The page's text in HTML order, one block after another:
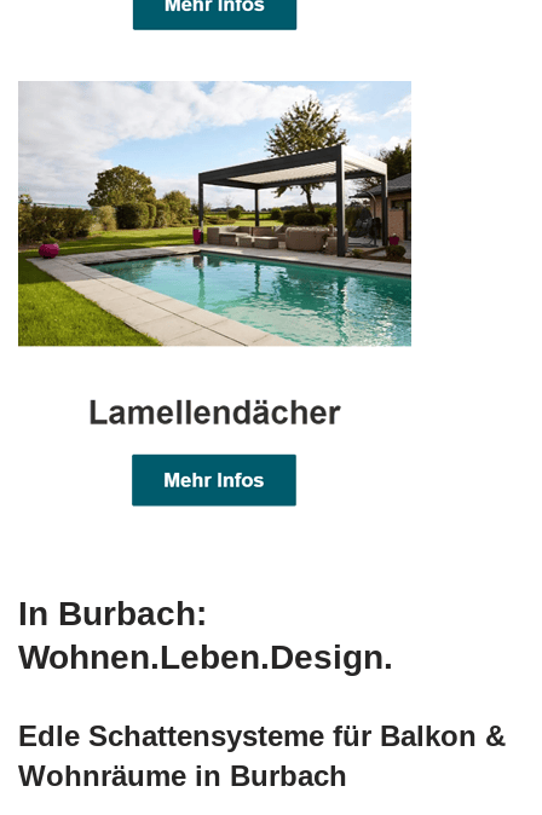
In Burbach:
Wohnen.Leben.Design.
Edle Schattensysteme für Balkon &
Wohnräume in Burbach